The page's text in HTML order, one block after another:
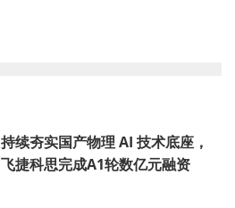
持续夯实国产物理 AI 技术底座，
飞捷科思完成A1轮数亿元融资